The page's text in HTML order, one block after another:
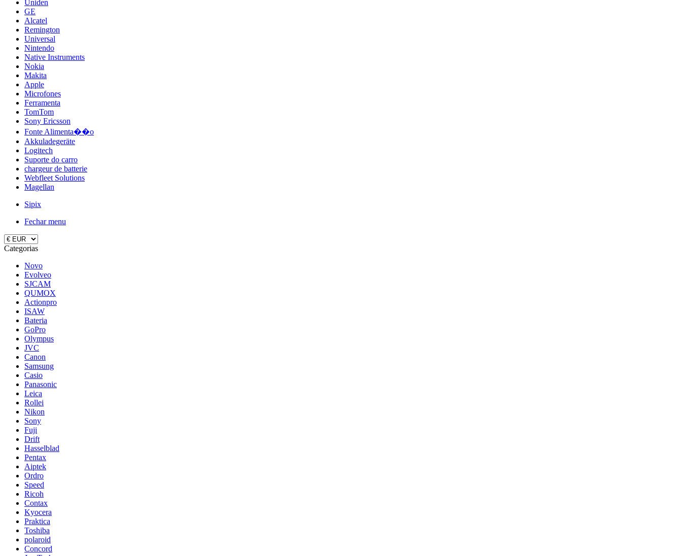
Uniden
GE
Alcatel
Remington
Universal
Nintendo
Native Instruments
Nokia
Makita
Apple
Microfones
Ferramenta
TomTom
Sony Ericsson
Fonte Alimenta��o
Akkuladegeräte
Logitech
Suporte do carro
chargeur de batterie
Webfleet Solutions
Magellan
Sipix
Fechar menu
Categorias
Novo
Evolveo
SJCAM
QUMOX
Actionpro
ISAW
Bateria
GoPro
Olympus
JVC
Canon
Samsung
Casio
Panasonic
Leica
Rollei
Nikon
Sony
Fuji
Drift
Hasselblad
Pentax
Aiptek
Ordro
Speed
Ricoh
Contax
Kyocera
Praktica
Toshiba
polaroid
Concord